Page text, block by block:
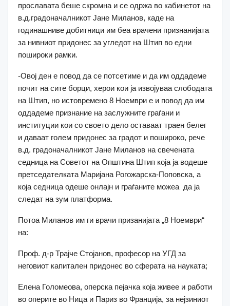
прославата беше скромна и се одржа во кабинетот на
в.д.градоначалникот Јане Миланов, каде на
годинашниве добитници им беа врачени признанијата
за нивниот придонес за угледот на Штип во едни
пошироки рамки.
-Овој ден е повод да се потсетиме и да им оддадеме
почит на сите борци, херои кои ја извојуваа слободата
на Штип, но истовремено 8 Ноември е и повод да им
оддадеме признание на заслужните граѓани и
институции кои со своето дело оставаат траен белег
и даваат голем придонес за градот и пошироко, рече
в.д. градоначалникот Јане Миланов на свечената
седница на Советот на Општина Штип која ја водеше
претседателката Маријана Рогожарска-Поповска, а
која седница одеше онлајн и граѓаните можеа да ја
следат на зум платформа.
Потоа Миланов им ги врачи призанијата „8 Ноември“
на:
Проф. д-р Трајче Стојанов, професор на УГД за
неговиот капитален придонес во сферата на науката;
Елена Голомеова, оперска пејачка која живее и работи
во оперите во Ница и Париз во Франција, за нејзиниот